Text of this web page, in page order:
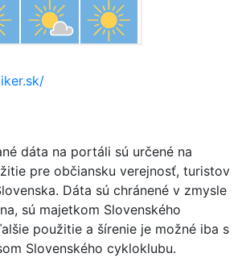
dáta na portáli sú určené na
pre občiansku verejnosť, turistov
Dáta sú chránené v zmysle
sú majetkom Slovenského
použitie a šírenie je možné iba s
Slovenského cykloklubu.